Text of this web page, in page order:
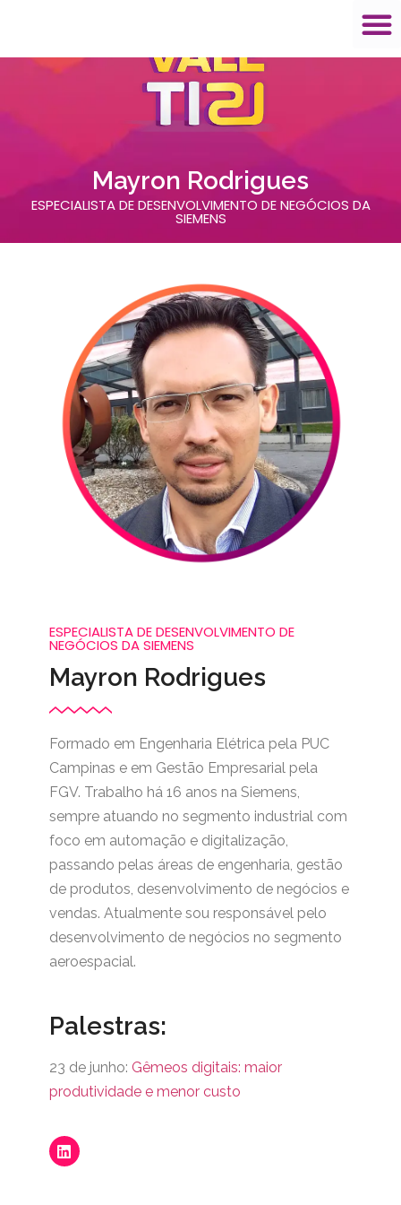
Mayron Rodrigues
ESPECIALISTA DE DESENVOLVIMENTO DE NEGÓCIOS DA
SIEMENS
ESPECIALISTA DE DESENVOLVIMENTO DE
NEGÓCIOS DA SIEMENS
Mayron Rodrigues
Formado em Engenharia Elétrica pela PUC
Campinas e em Gestão Empresarial pela
FGV. Trabalho há 16 anos na Siemens,
sempre atuando no segmento industrial com
foco em automação e digitalização,
passando pelas áreas de engenharia, gestão
de produtos, desenvolvimento de negócios e
vendas. Atualmente sou responsável pelo
desenvolvimento de negócios no segmento
aeroespacial.
Palestras:
23 de junho: Gêmeos digitais: maior
produtividade e menor custo